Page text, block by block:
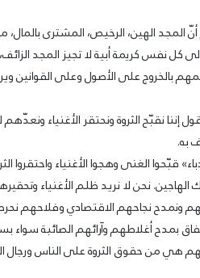
المجد الهين، الرخيص، المشترى بالمال،
كل نفس كريمة أبية لا تجيز المجد
بالخروج على الأصول وعلى القوانين
إننا نقبّح الثروة ونحتقر الأغنياء
به.
قبّحوا الغنى وهجوا الأغنياء واحتقروا
نحن لا نريد ظلم الأغنياء
ونمدح نجاحهم الاقتصادي وفلاحهم
بمدح أغلاطهم وآرائهم الصائبة
هي من حقوق الثروة على الناس ورجال
ذكرى
لرفض
الكابيتال
كونترول
الحزب يدعو لرفض